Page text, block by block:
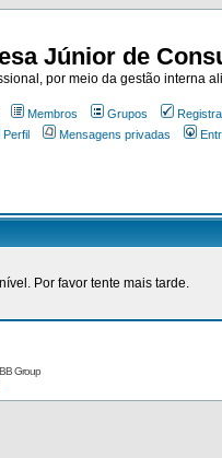
Júnior de
por meio da gestão interna
Membros Grupos
Perfil Mensagens privadas
Por favor tente mais tarde.
Group